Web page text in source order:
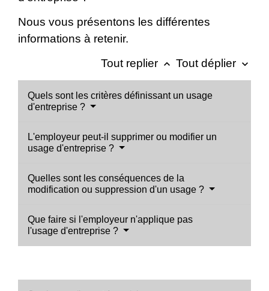
Nous vous présentons les différentes
informations à retenir.
Tout replier keyboard_arrow_up Tout déplier keyboard_arrow_down
Quels sont les critères définissant un usage
d'entreprise ?
L'employeur peut-il supprimer ou modifier un
usage d'entreprise ?
Quelles sont les conséquences de la
modification ou suppression d'un usage ?
Que faire si l'employeur n'applique pas
l'usage d'entreprise ?